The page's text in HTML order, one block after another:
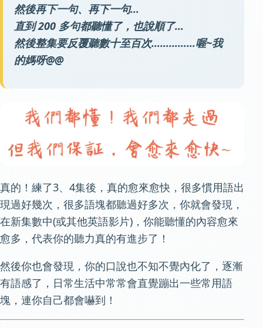
然後再下一句、再下一句…
直到 200 多句都聽懂了，也說順了…
然後整集要反覆聽數十至百次……………喔~我
的媽呀@@
真的！練了3、4集後，真的愈來愈快，很多慣用語出
現過好幾次，很多語塊都聽過好多次，你就會發現，
在新集數中(或其他英語影片)，你能聽懂的內容愈來
愈多，代表你的聽力真的有進步了！
然後你也會發現，你的口說也不知不覺內化了，逐漸
有語感了，日常生活中常常會直覺蹦出一些常用語
塊，連你自己都會嚇到！